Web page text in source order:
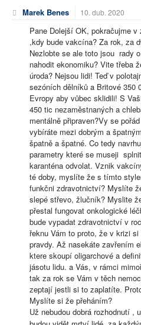
Marek Benes 10. dub. 2020
Pane Dolejší OK, pokračujme
,kdy bude vakcína? Za rok, za
Nezlobte se ale toto jsou rady
nahodit ekonomiku? Vite třeba
úroda? Nejsou lidi! Teď v
sezóních dělníků a Britové 350
Evropy aby vůbec sklidili! S
450 tic nezaměstnaných a
mentálně připraven?Vy se
vybíráte mezi dobrým a
špatně a špatné. Co tedy
parametry které se museji
karanténa odvolat. Vznik
té doby, myslíte že s tímto
funkčni zdravotnictví? Myslíte
slepé střevo, žlučník? Myslite
přestal fungovat onkologické
bude vypadat zdravotnictví v
řeknu Vám to proto, že v krizi
pravdy. Až nasekáte zavřením
ktere skoupí oligarchové a
jásotu lidu. a Vás, v rámci
tak za rok se Vám v těch
zeptají jestli si to zaplatíte.
Myslíte si že přeháním?
Už nebudou dobrá rozhodnutí ,